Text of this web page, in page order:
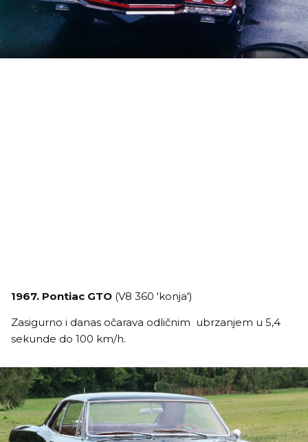
1967. Pontiac GTO (V8 360 'konja')
Zasigurno i danas očarava odličnim ubrzanjem u 5,4
sekunde do 100 km/h.